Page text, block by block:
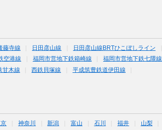
藤寺線 日田彦山線
日田彦山線BRTひこぼしライン
空港線 福岡市営地下鉄箱崎線
福岡市営地下鉄七隈線
甘木線 西鉄貝塚線
平成筑豊鉄道伊田線
神奈川 新潟 富山 石川 福井
山梨